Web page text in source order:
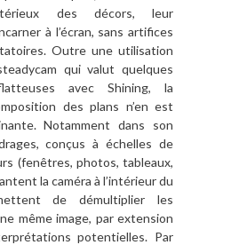
des décors, leur
à l’écran, sans artifices
Outre une utilisation
qui valut quelques
avec Shining, la
des plans n’en est
Notamment dans son
conçus à échelles de
(fenêtres, photos, tableaux,
la caméra à l’intérieur du
de démultiplier les
même image, par extension
potentielles. Par